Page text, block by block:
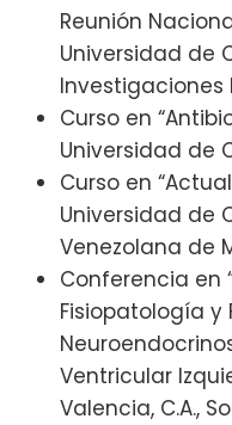
Reunión
Universidad de
Investigaciones
Curso en
Universidad de
Curso en
Universidad de
Venezolana de
Conferencia en
Fisiopatología y
Ventricular
Valencia, C.A.,